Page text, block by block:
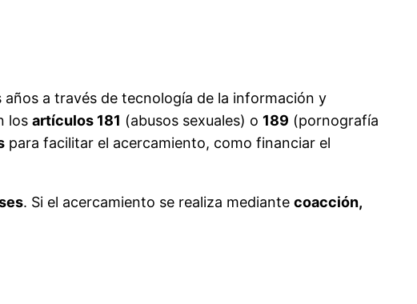
a través de tecnología de la información y
los artículos 181 (abusos sexuales) o 189 (pornografía
para facilitar el acercamiento, como financiar el
. Si el acercamiento se realiza mediante coacción,